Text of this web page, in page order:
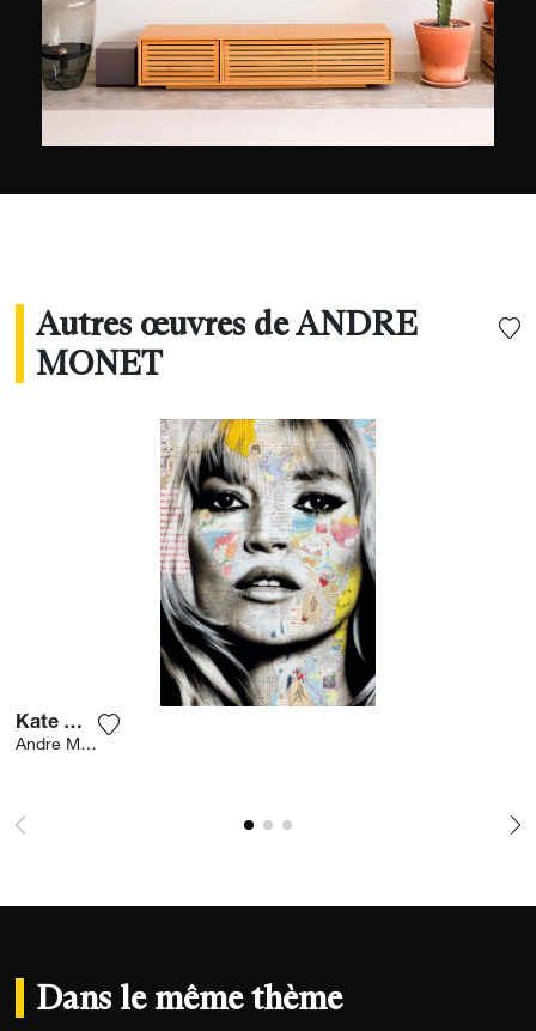
Autres œuvres de ANDRE
MONET
Kate Moss
Andre Monet
Dans le même thème